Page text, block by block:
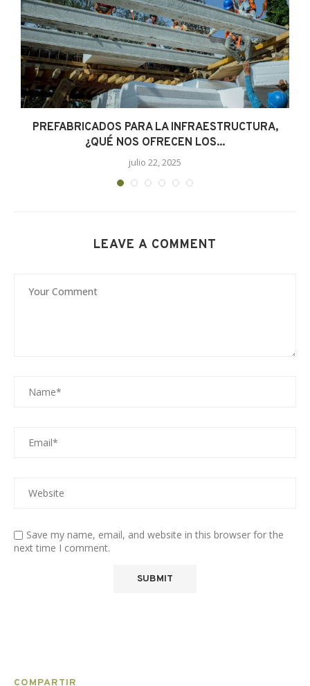
PREFABRICADOS PARA LA INFRAESTRUCTURA,
¿QUÉ NOS OFRECEN LOS...
julio 22, 2025
LEAVE A COMMENT
Save my name, email, and website in this browser for the
next time I comment.
COMPARTIR